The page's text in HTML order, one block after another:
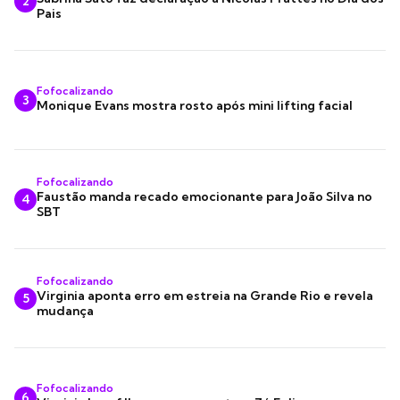
Pais
3
Fofocalizando
Monique Evans mostra rosto após mini lifting facial
4
Fofocalizando
Faustão manda recado emocionante para João Silva no
SBT
5
Fofocalizando
Virginia aponta erro em estreia na Grande Rio e revela
mudança
Fofocalizando